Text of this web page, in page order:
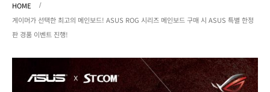
HOME
게이머가 선택한 최고의 메인보드! ASUS ROG 시리즈 메인보드 구매 시 ASUS 특별 한정
판 경품 이벤트 진행!